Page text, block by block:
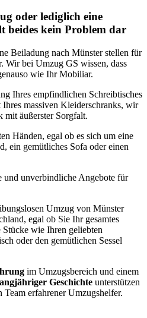
oder lediglich eine
beides kein Problem dar
Beiladung nach Münster stellen für
Wir bei Umzug GS wissen, dass
wie Ihr Mobiliar.
Ihres empfindlichen Schreibtisches
massiven Kleiderschranks, wir
mit äußerster Sorgfalt.
Händen, egal ob es sich um eine
ein gemütliches Sofa oder einen
und unverbindliche Angebote für
Umzug von Münster
egal ob Sie Ihr gesamtes
Stücke wie Ihren geliebten
oder den gemütlichen Sessel
im Umzugsbereich und einem
Geschichte unterstützen
erfahrener Umzugshelfer.